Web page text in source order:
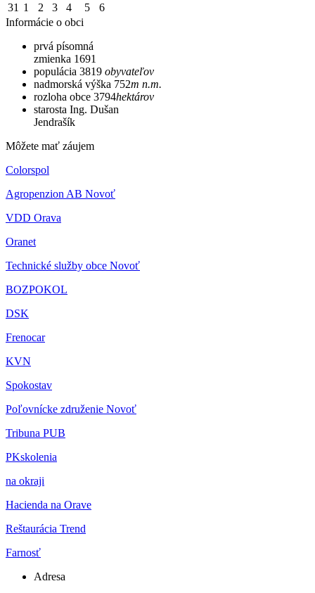
31 1 2 3 4 5
6
Informácie o obci
prvá písomná
zmienka 1691
populácia 3819 obyvateľov
nadmorská výška 752m n.m.
rozloha obce 3794hektárov
starosta Ing. Dušan
Jendrašík
Môžete mať záujem
Colorspol
Agropenzion AB Novoť
VDD Orava
Oranet
Technické služby obce Novoť
BOZPOKOL
DSK
Frenocar
KVN
Spokostav
Poľovnícke združenie Novoť
Tribuna PUB
PKskolenia
na okraji
Hacienda na Orave
Reštaurácia Trend
Farnosť
Adresa